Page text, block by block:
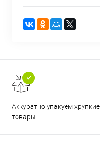
Аккуратно упакуем хрупкие
товары